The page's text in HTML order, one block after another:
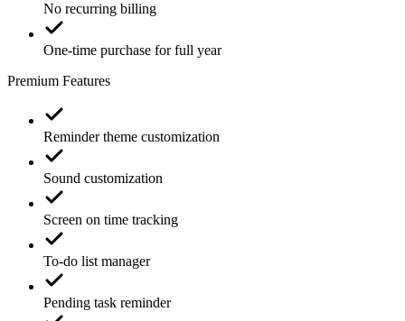
No recurring billing
One-time purchase for full year
Premium Features
Reminder theme customization
Sound customization
Screen on time tracking
To-do list manager
Pending task reminder